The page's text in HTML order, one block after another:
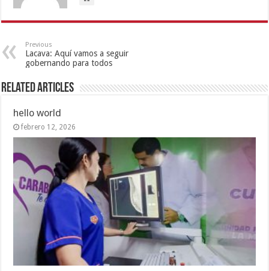
Previous
Lacava: Aquí vamos a seguir
gobernando para todos
Related Articles
hello world
febrero 12, 2026